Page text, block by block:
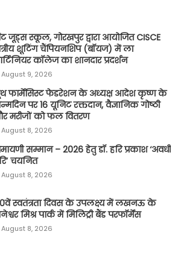
जूड्स स्कूल, गोरखपुर द्वारा आयोजित CISCE
शूटिंग चैंपियनशिप (बॉयज) में ला
कॉलेज का शानदार प्रदर्शन
August 9, 2026
फार्मेसिस्ट फेडरेशन के अध्यक्ष आदेश कृष्ण के
पर 16 यूनिट रक्तदान, वैज्ञानिक गोष्ठी
मरीजों को फल वितरण
August 8, 2026
सम्मान – 2026 हेतु डॉ. हरि प्रकाश ‘अवधी
चयनित
August 8, 2026
स्वतंत्रता दिवस के उपलक्ष्य में लखनऊ के
मिश्र पार्क में मिलिट्री बैंड परफॉर्मेंस
August 8, 2026